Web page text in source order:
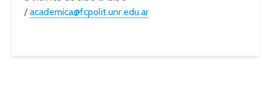
/academica@fcpolit.unr.edu.ar